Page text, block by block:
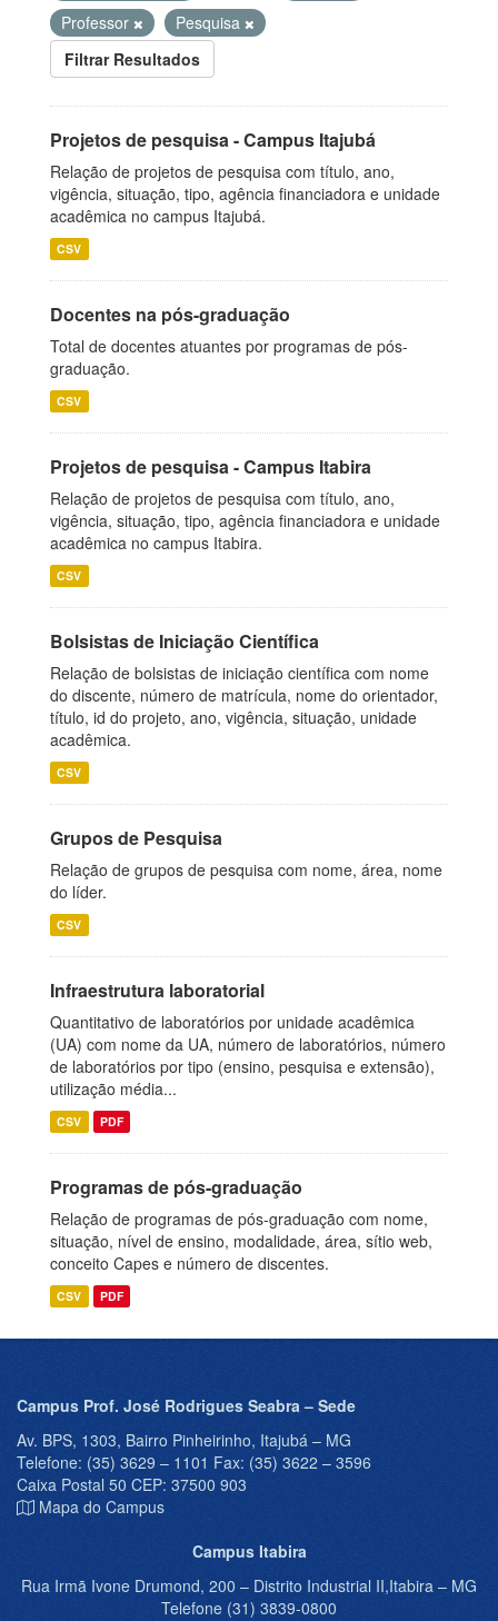
Professor
Pesquisa
Filtrar Resultados
Projetos de pesquisa - Campus Itajubá
Relação de projetos de pesquisa com título, ano,
vigência, situação, tipo, agência financiadora e unidade
acadêmica no campus Itajubá.
CSV
Docentes na pós-graduação
Total de docentes atuantes por programas de pós-
graduação.
CSV
Projetos de pesquisa - Campus Itabira
Relação de projetos de pesquisa com título, ano,
vigência, situação, tipo, agência financiadora e unidade
acadêmica no campus Itabira.
CSV
Bolsistas de Iniciação Científica
Relação de bolsistas de iniciação científica com nome
do discente, número de matrícula, nome do orientador,
título, id do projeto, ano, vigência, situação, unidade
acadêmica.
CSV
Grupos de Pesquisa
Relação de grupos de pesquisa com nome, área, nome
do líder.
CSV
Infraestrutura laboratorial
Quantitativo de laboratórios por unidade acadêmica
(UA) com nome da UA, número de laboratórios, número
de laboratórios por tipo (ensino, pesquisa e extensão),
utilização média...
CSV PDF
Programas de pós-graduação
Relação de programas de pós-graduação com nome,
situação, nível de ensino, modalidade, área, sítio web,
conceito Capes e número de discentes.
CSV PDF
Campus Prof. José Rodrigues Seabra – Sede
Av. BPS, 1303, Bairro Pinheirinho, Itajubá – MG
Telefone: (35) 3629 – 1101 Fax: (35) 3622 – 3596
Caixa Postal 50 CEP: 37500 903
Mapa do Campus
Campus Itabira
Rua Irmã Ivone Drumond, 200 – Distrito Industrial II,Itabira – MG
Telefone (31) 3839-0800